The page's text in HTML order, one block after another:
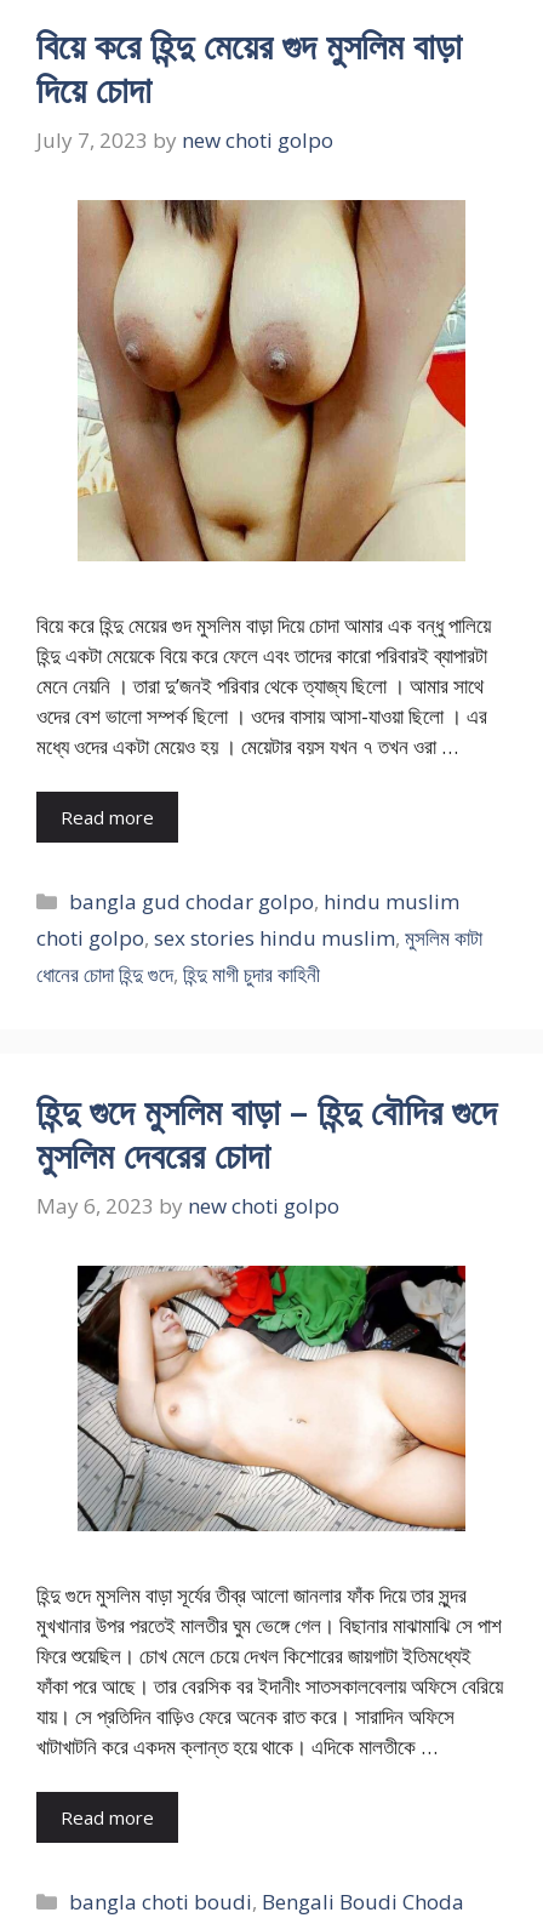
বিয়ে করে হিন্দু মেয়ের গুদ মুসলিম বাড়া
দিয়ে চোদা
July 7, 2023 by new choti golpo
বিয়ে করে হিন্দু মেয়ের গুদ মুসলিম বাড়া দিয়ে চোদা আমার এক বন্ধু পালিয়ে
হিন্দু একটা মেয়েকে বিয়ে করে ফেলে এবং তাদের কারো পরিবারই ব্যাপারটা
মেনে নেয়নি । তারা দু’জনই পরিবার থেকে ত্যাজ্য ছিলো । আমার সাথে
ওদের বেশ ভালো সম্পর্ক ছিলো । ওদের বাসায় আসা-যাওয়া ছিলো । এর
মধ্যে ওদের একটা মেয়েও হয় । মেয়েটার বয়স যখন ৭ তখন ওরা …
Read more
Categories
bangla gud chodar golpo, hindu muslim
choti golpo, sex stories hindu muslim, মুসলিম কাটা
ধোনের চোদা হিন্দু গুদে, হিন্দু মাগী চুদার কাহিনী
হিন্দু গুদে মুসলিম বাড়া – হিন্দু বৌদির গুদে
মুসলিম দেবরের চোদা
May 6, 2023 by new choti golpo
হিন্দু গুদে মুসলিম বাড়া সূর্যের তীব্র আলো জানলার ফাঁক দিয়ে তার সুন্দর
মুখখানার উপর পরতেই মালতীর ঘুম ভেঙ্গে গেল। বিছানার মাঝামাঝি সে পাশ
ফিরে শুয়েছিল। চোখ মেলে চেয়ে দেখল কিশোরের জায়গাটা ইতিমধ্যেই
ফাঁকা পরে আছে। তার বেরসিক বর ইদানীং সাতসকালবেলায় অফিসে বেরিয়ে
যায়। সে প্রতিদিন বাড়িও ফেরে অনেক রাত করে। সারাদিন অফিসে
খাটাখাটনি করে একদম ক্লান্ত হয়ে থাকে। এদিকে মালতীকে …
Read more
Categories
bangla choti boudi, Bengali Boudi Choda